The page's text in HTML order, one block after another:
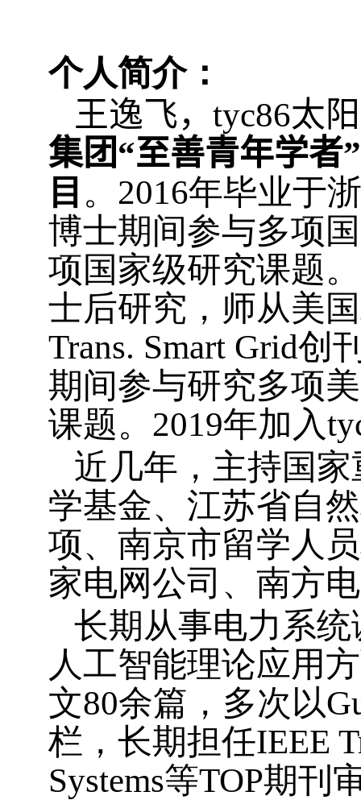
个人简介：
王逸飞，tyc86太
集团“至善青年学者
目 。 2016年毕业于
博士期间参与多项
项国家级研究课题。
士后研究，师从美
Trans. Smart Grid创
期间参与研究多项
课题。 2019年加入
近几年，主持国
学基金、江苏省自
项、南京市留学人
家电网公司、南方
长期从事电力系
人工智能理论应用
文80余篇，多次以
栏，长期担任IEEE
Systems等TOP期刊